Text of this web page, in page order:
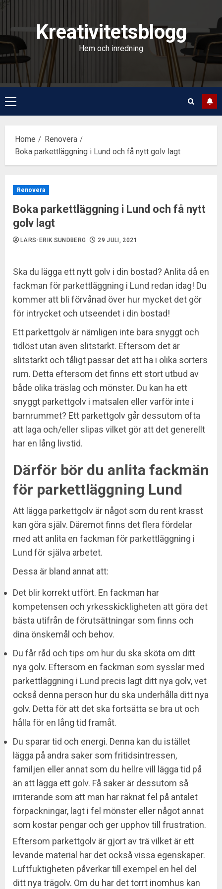
Skip
content
Kreativitetsblogg
Hem och inredning
Primary
Menu
Home
Renovera
Boka parkettläggning i Lund och få nytt golv lagt
Renovera
Boka parkettläggning i Lund och få nytt
golv lagt
LARS-ERIK SUNDBERG 29 JULI, 2021
Ska du lägga ett nytt golv i din bostad? Anlita då en
fackman för parkettläggning i Lund redan idag! Du
kommer att bli förvånad över hur mycket det gör
för intrycket och utseendet i din bostad!
Ett parkettgolv är nämligen inte bara snyggt och
tidlöst utan även slitstarkt. Eftersom det är
slitstarkt och tåligt passar det att ha i olika sorters
rum. Detta eftersom det finns ett stort utbud av
både olika träslag och mönster. Du kan ha ett
snyggt parkettgolv i matsalen eller varför inte i
barnrummet? Ett parkettgolv går dessutom ofta
att laga och/eller slipas vilket gör att det generellt
har en lång livstid.
Därför bör du anlita fackmän
för parkettläggning Lund
Att lägga parkettgolv är något som du rent krasst
kan göra själv. Däremot finns det flera fördelar
med att anlita en fackman för parkettläggning i
Lund för själva arbetet.
Dessa är bland annat att:
Det blir korrekt utfört. En fackman har
kompetensen och yrkesskickligheten att göra det
bästa utifrån de förutsättningar som finns och
dina önskemål och behov.
Du får råd och tips om hur du ska sköta om ditt
nya golv. Eftersom en fackman som sysslar med
parkettläggning i Lund precis lagt ditt nya golv, vet
också denna person hur du ska underhålla ditt nya
golv. Detta för att det ska fortsätta se bra ut och
hålla för en lång tid framåt.
Du sparar tid och energi. Denna kan du istället
lägga på andra saker som fritidsintressen,
familjen eller annat som du hellre vill lägga tid på
än att lägga ett golv. Få saker är dessutom så
irriterande som att man har räknat fel på antalet
förpackningar, lagt i fel mönster eller något annat
som kostar pengar och ger upphov till frustration.
Eftersom parkettgolv är gjort av trä vilket är ett
levande material har det också vissa egenskaper.
Luftfuktigheten påverkar till exempel en hel del
ditt nya trägolv. Om du har det torrt inomhus kan